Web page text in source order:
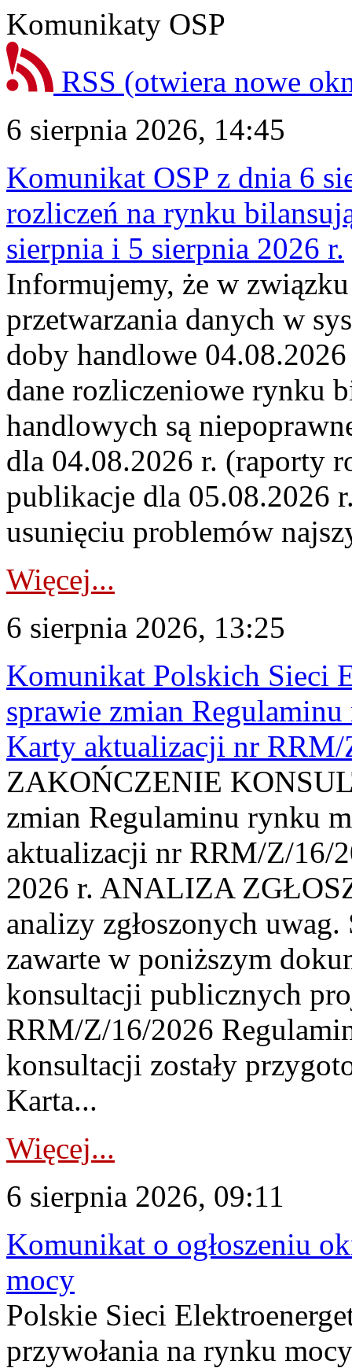
Komunikaty OSP
RSS (otwiera nowe
6 sierpnia 2026, 14:45
Komunikat OSP z dnia 6
rozliczeń na rynku
sierpnia i 5 sierpnia 2026 r.
Informujemy, że w
przetwarzania danych w
doby handlowe
dane rozliczeniowe rynku
handlowych są
dla 04.08.2026 r. (raporty
publikacje dla 05.08.2026
usunięciu problemów
Więcej...
6 sierpnia 2026, 13:25
Komunikat Polskich Sieci
sprawie zmian
Karty aktualizacji nr
ZAKOŃCZENIE
zmian Regulaminu rynku
aktualizacji nr RRM/Z/16/
2026 r. ANALIZA
analizy zgłoszonych
zawarte w poniższym
konsultacji publicznych
RRM/Z/16/2026
konsultacji zostały
Karta...
Więcej...
6 sierpnia 2026, 09:11
Komunikat o ogłoszeniu
mocy
Polskie Sieci
przywołania na rynku